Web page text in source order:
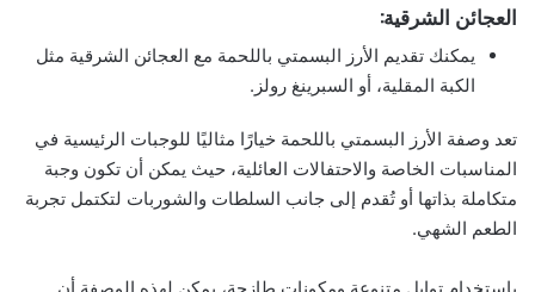
العجائن الشرقية:
يمكنك تقديم الأرز البسمتي باللحمة مع العجائن الشرقية مثل
الكبة المقلية، أو السبرينغ رولز.
تعد وصفة الأرز البسمتي باللحمة خيارًا مثاليًا للوجبات الرئيسية في
المناسبات الخاصة والاحتفالات العائلية، حيث يمكن أن تكون وجبة
متكاملة بذاتها أو تُقدم إلى جانب السلطات والشوربات لتكتمل تجربة
الطعم الشهي.